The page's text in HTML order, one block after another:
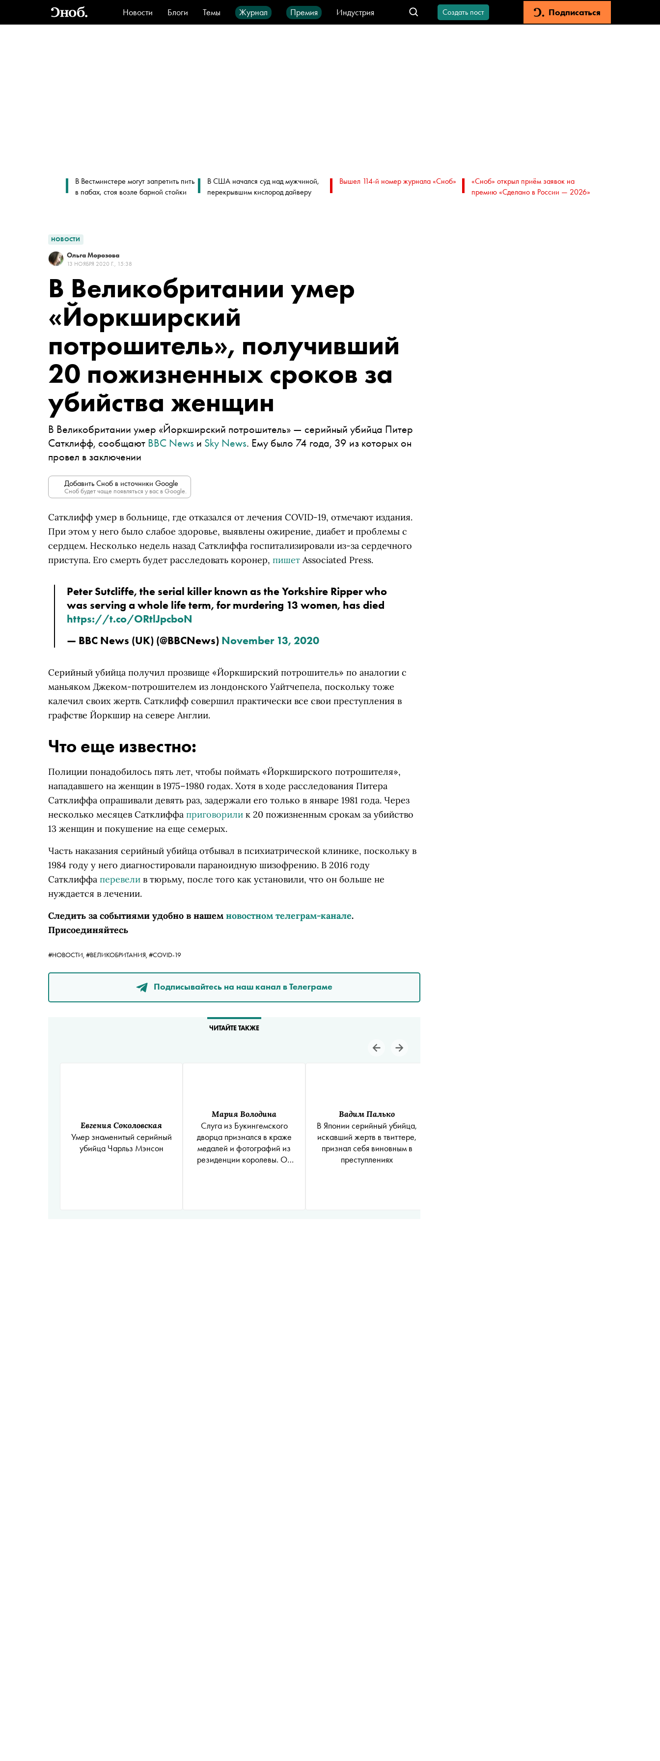
Новости Блоги Темы Журнал Премия
Индустрия
Стиль
Видео Город IT-продукты
Создать пост Подписаться
В Вестминстере могут запретить пить
в пабах, стоя возле барной стойки
В США начался суд над мужчиной,
перекрывшим кислород дайверу
Вышел 114-й номер журнала «Сноб»
«Сноб» открыл приём заявок на
премию «Сделано в России — 2026»
НОВОСТИ
Ольга Морозова
13 НОЯБРЯ 2020 Г., 15:38
В Великобритании умер
«Йоркширский
потрошитель», получивший
20 пожизненных сроков за
убийства женщин
В Великобритании умер «Йоркширский потрошитель» — серийный убийца Питер
Сатклифф, сообщают BBC News и Sky News. Ему было 74 года, 39 из которых он
провел в заключении
Добавить Сноб в источники Google
Сноб будет чаще появляться у вас в Google.
Сатклифф умер в больнице, где отказался от лечения COVID-19, отмечают издания.
При этом у него было слабое здоровье, выявлены ожирение, диабет и проблемы с
сердцем. Несколько недель назад Сатклиффа госпитализировали из-за сердечного
приступа. Его смерть будет расследовать коронер, пишет Associated Press.
Peter Sutcliffe, the serial killer known as the Yorkshire Ripper who
was serving a whole life term, for murdering 13 women, has died
https://t.co/ORtlJpcboN
— BBC News (UK) (@BBCNews) November 13, 2020
Серийный убийца получил прозвище «Йоркширский потрошитель» по аналогии с
маньяком Джеком-потрошителем из лондонского Уайтчепела, поскольку тоже
калечил своих жертв. Сатклифф совершил практически все свои преступления в
графстве Йоркшир на севере Англии.
Что еще известно:
Полиции понадобилось пять лет, чтобы поймать «Йоркширского потрошителя»,
нападавшего на женщин в 1975–1980 годах. Хотя в ходе расследования Питера
Сатклиффа опрашивали девять раз, задержали его только в январе 1981 года. Через
несколько месяцев Сатклиффа приговорили к 20 пожизненным срокам за убийство
13 женщин и покушение на еще семерых.
Часть наказания серийный убийца отбывал в психиатрической клинике, поскольку в
1984 году у него диагностировали параноидную шизофрению. В 2016 году
Сатклиффа перевели в тюрьму, после того как установили, что он больше не
нуждается в лечении.
Следить за событиями удобно в нашем новостном телеграм-канале.
Присоединяйтесь
#НОВОСТИ, #ВЕЛИКОБРИТАНИЯ, #COVID-19
Подписывайтесь на наш канал в Телеграме
ЧИТАЙТЕ ТАКЖЕ
Евгения Соколовская
Умер знаменитый серийный
убийца Чарльз Мэнсон
Мария Володина
Слуга из Букингемского
дворца признался в краже
медалей и фотографий из
резиденции королевы. Он
Вадим Палько
В Японии серийный убийца,
искавший жертв в твиттере,
признал себя виновным в
преступлениях